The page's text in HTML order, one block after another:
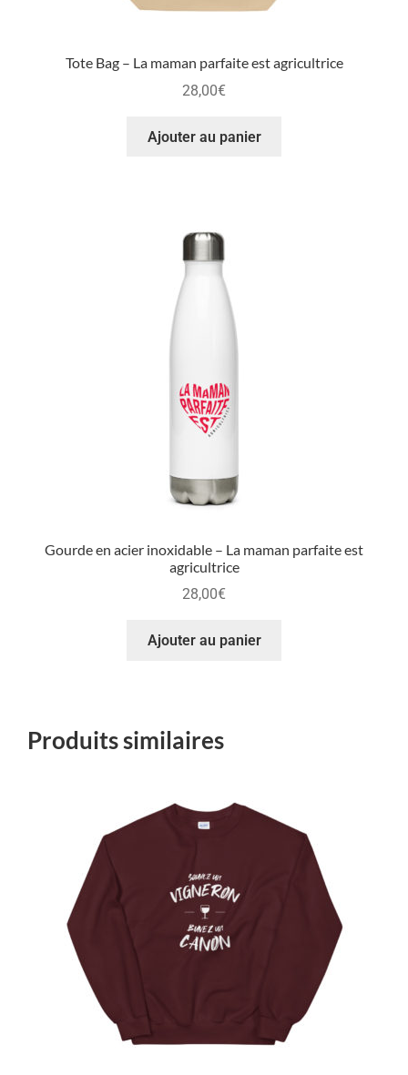
Tote Bag – La maman parfaite est agricultrice
28,00€
Ajouter au panier
Gourde en acier inoxidable – La maman parfaite est
agricultrice
28,00€
Ajouter au panier
Produits similaires